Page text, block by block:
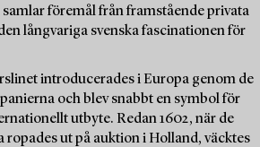
föremål från framstående privata
långvariga svenska fascinationen för
introducerades i Europa genom de
och blev snabbt en symbol för
utbyte. Redan 1602, när de
ropades ut på auktion i Holland, väcktes